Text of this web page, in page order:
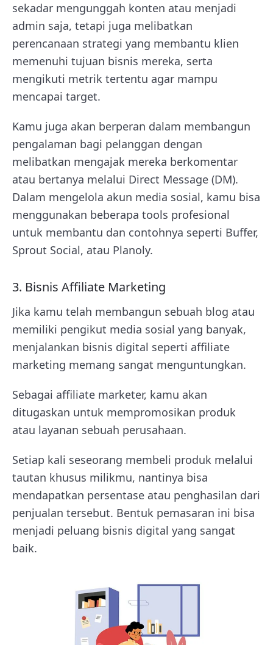
sekadar mengunggah konten atau menjadi
admin saja, tetapi juga melibatkan
perencanaan strategi yang membantu klien
memenuhi tujuan bisnis mereka, serta
mengikuti metrik tertentu agar mampu
mencapai target.
Kamu juga akan berperan dalam membangun
pengalaman bagi pelanggan dengan
melibatkan mengajak mereka berkomentar
atau bertanya melalui Direct Message (DM).
Dalam mengelola akun media sosial, kamu bisa
menggunakan beberapa tools profesional
untuk membantu dan contohnya seperti Buffer,
Sprout Social, atau Planoly.
3. Bisnis Affiliate Marketing
Jika kamu telah membangun sebuah blog atau
memiliki pengikut media sosial yang banyak,
menjalankan bisnis digital seperti affiliate
marketing memang sangat menguntungkan.
Sebagai affiliate marketer, kamu akan
ditugaskan untuk mempromosikan produk
atau layanan sebuah perusahaan.
Setiap kali seseorang membeli produk melalui
tautan khusus milikmu, nantinya bisa
mendapatkan persentase atau penghasilan dari
penjualan tersebut. Bentuk pemasaran ini bisa
menjadi peluang bisnis digital yang sangat
baik.